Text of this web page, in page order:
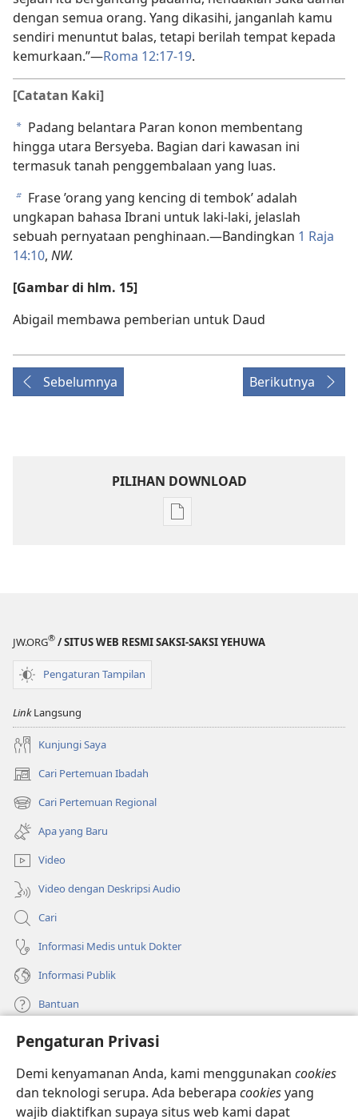
Pengaturan Privasi
Demi kenyamanan Anda, kami menggunakan cookies
dan teknologi serupa. Ada beberapa cookiesyang
wajib diaktifkan supaya situs web kami dapat
dengan semua orang. Yang dikasihi, janganlah kamu
sendiri menuntut balas, tetapi berilah tempat kepada
kemurkaan.”​—Roma 12:17-19.
[Catatan Kaki]
a Padang belantara Paran konon membentang
hingga utara Bersyeba. Bagian dari kawasan ini
termasuk tanah penggembalaan yang luas.
b Frase ’orang yang kencing di tembok’ adalah
ungkapan bahasa Ibrani untuk laki-laki, jelaslah
sebuah pernyataan penghinaan.​—Bandingkan 1 Raja
14:10, NW.
[Gambar di hlm. 15]
Abigail membawa pemberian untuk Daud
Sebelumnya Berikutnya
PILIHAN DOWNLOAD
Pilihan
EDISI
JW.ORG® / SITUS WEB RESMI SAKSI-SAKSI YEHUWA
Pengaturan Tampilan
LinkLangsung
Kunjungi Saya
Cari Pertemuan Ibadah
(terbuka
di
window
baru)
Cari Pertemuan Regional
(terbuka
di
window
baru)
Apa yang Baru
Video
Video dengan Deskripsi Audio
Cari
Informasi Medis untuk Dokter
Informasi Publik
Bantuan
Sumbangan
(terbuka
di
window
baru)
PERPUSTAKAAN ONLINE Menara Pengawal
(terbuka
di